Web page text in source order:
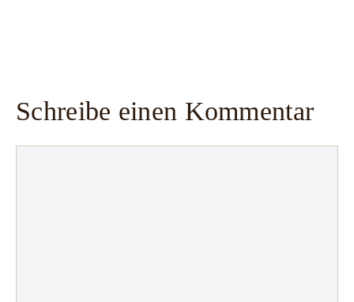
Schreibe einen Kommentar